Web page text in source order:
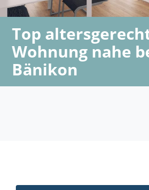
Top
Wohnung nahe
Bänikon